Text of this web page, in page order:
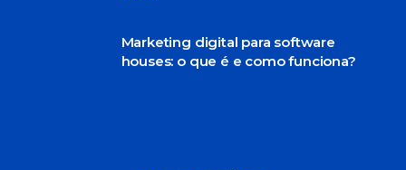
Marketing digital para software
houses: o que é e como funciona?